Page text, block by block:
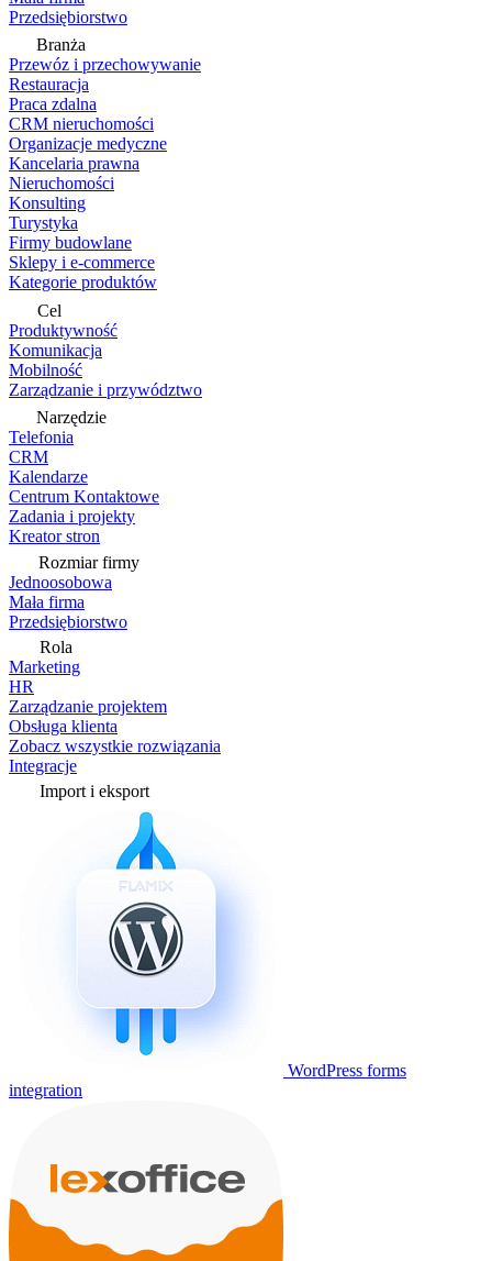
Przedsiębiorstwo
Branża
Przewóz i przechowywanie
Restauracja
Praca zdalna
CRM nieruchomości
Organizacje medyczne
Kancelaria prawna
Nieruchomości
Konsulting
Turystyka
Firmy budowlane
Sklepy i e-commerce
Kategorie produktów
Cel
Produktywność
Komunikacja
Mobilność
Zarządzanie i przywództwo
Narzędzie
Telefonia
CRM
Kalendarze
Centrum Kontaktowe
Zadania i projekty
Kreator stron
Rozmiar firmy
Jednoosobowa
Mała firma
Przedsiębiorstwo
Rola
Marketing
HR
Zarządzanie projektem
Obsługa klienta
Zobacz wszystkie rozwiązania
Integracje
Import i eksport
WordPress forms
integration